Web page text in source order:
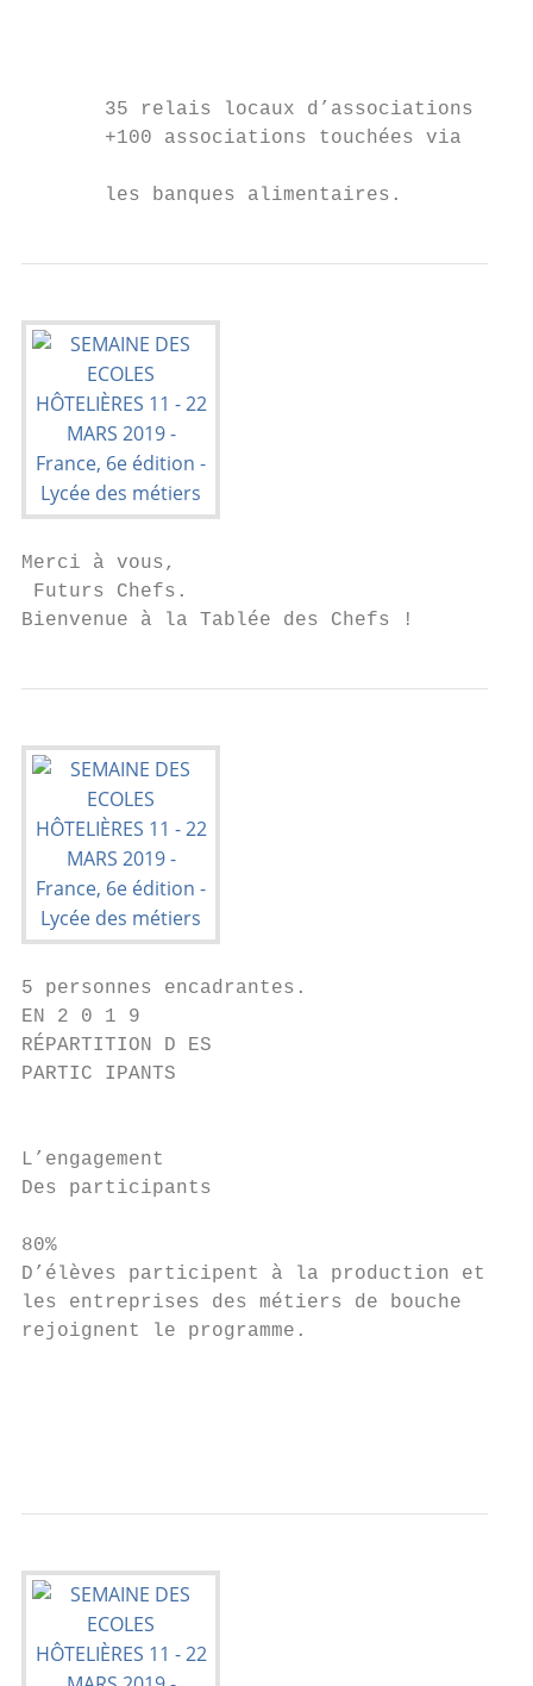
35 relais locaux d’associations
+100 associations touchées via
les banques alimentaires.
Merci à vous,
Futurs Chefs.
Bienvenue à la Tablée des Chefs !
5 personnes encadrantes.
EN 2 0 1 9
RÉPARTITION D ES                          4
PARTIC IPANTS
L’engagement
Des participants
80%
D’élèves participent à la production et
les entreprises des métiers de bouche
rejoignent le programme.